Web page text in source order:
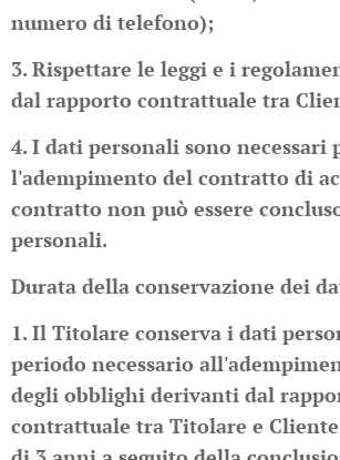
numero di telefono);
3. Rispettare le leggi e i
dal rapporto contrattuale tra
4. I dati personali sono necessari
l'adempimento del contratto di
contratto non può essere
personali.
Durata della conservazione dei
1. Il Titolare conserva i dati
periodo necessario
degli obblighi derivanti dal
contrattuale tra Titolare e